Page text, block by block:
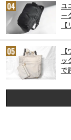
ユ
ー
ッ
で